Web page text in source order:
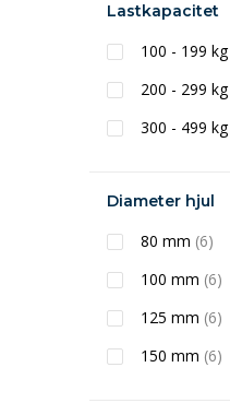
Lastkapacitet
100 - 199 kg
200 - 299 kg
300 - 499 kg
Diameter hjul
80 mm (6)
100 mm (6)
125 mm (6)
150 mm (6)